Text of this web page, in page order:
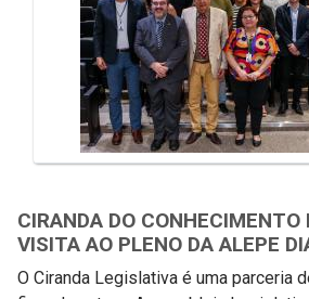
CIRANDA DO CONHECIMENTO
VISITA AO PLENO DA ALEPE
O Ciranda Legislativa é uma parceria